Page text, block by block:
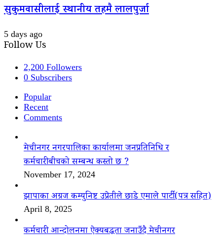
सुकुमवासीलाई स्थानीय तहमै लालपुर्जा
5 days ago
Follow Us
2,200 Followers
0 Subscribers
Popular
Recent
Comments
मेचीनगर नगरपालिका कार्यालमा जनप्रतिनिधि र
कर्मचारीबीचको सम्बन्ध कस्तो छ ?
November 17, 2024
झापाका अग्रज कम्युनिष्ट उप्रेतीले छाडे एमाले पार्टी(पत्र सहित)
April 8, 2025
कर्मचारी आन्दोलनमा ऐक्यबद्धता जनाउँदै मेचीनगर